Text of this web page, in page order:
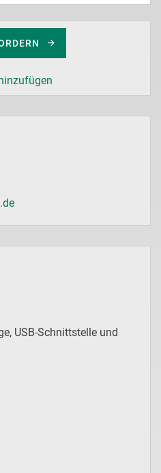
USB-Schnittstelle und